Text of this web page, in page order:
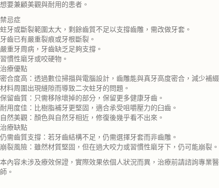
想要兼顧美觀與耐用的患者。
禁忌症
蛀牙或斷裂範圍太大，剩餘齒質不足以支撐齒雕，需改做牙套。
牙齒已有嚴重裂痕或牙根斷裂。
嚴重牙周病，牙齒缺乏足夠支撐。
習慣性磨牙或咬硬物。
治療優點
密合度高：透過數位掃描與電腦設計，齒雕能與真牙高度密合，減少補綴
材料周圍出現縫隙而導致二次蛀牙的問題。
保留齒質：只需移除壞掉的部分，保留更多健康牙齒。
耐用度佳：比樹脂補牙更堅固，適合承受咀嚼壓力的臼齒。
自然美觀：顏色與自然牙相近，修復後幾乎看不出來。
治療缺點
仍需齒質支撐：若牙齒結構不足，仍需選擇牙套而非齒雕。
崩裂風險：雖然材質堅固，但在過大咬力或習慣性磨牙下，仍可能崩裂。
本內容未涉及療效保證，實際效果依個人狀況而異，治療前請諮詢專業醫
師。